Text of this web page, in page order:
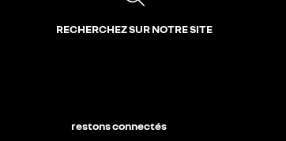
RECHERCHEZ SUR NOTRE SITE
restons connectés